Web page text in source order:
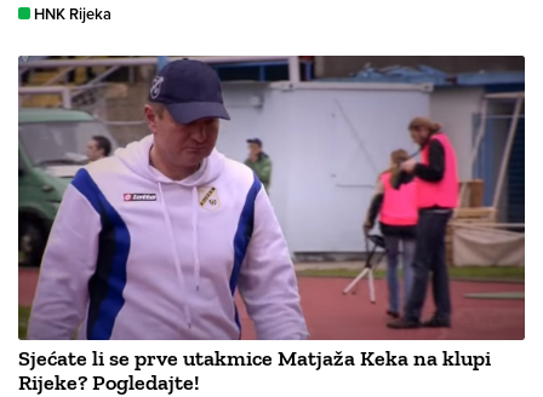
HNK Rijeka
Sjećate li se prve utakmice Matjaža Keka na klupi
Rijeke? Pogledajte!